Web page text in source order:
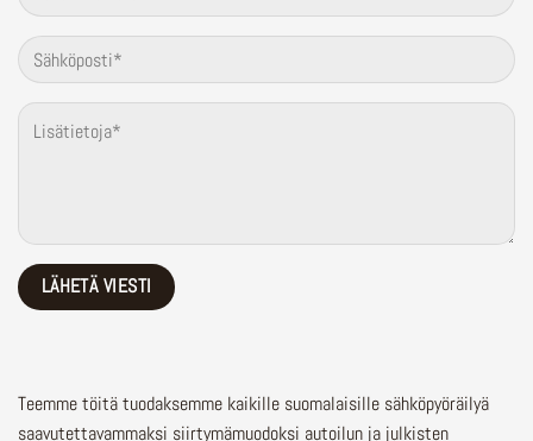
Teemme töitä tuodaksemme kaikille suomalaisille sähköpyöräilyä
saavutettavammaksi siirtymämuodoksi autoilun ja julkisten